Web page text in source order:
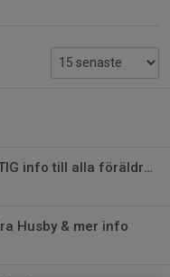
Planer för 17-18 laget, VIKTIG info till alla föräldrar!
Husby & mer info